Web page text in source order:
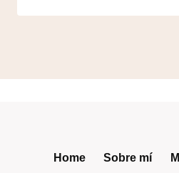
Home Sobre mí